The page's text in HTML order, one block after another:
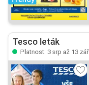
Tesco leták
Platnost: 3 srp až 13 zář